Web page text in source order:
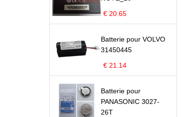
€ 20.65
Batterie pour VOLVO
31450445
€ 21.14
Batterie pour
PANASONIC 3027-
26T